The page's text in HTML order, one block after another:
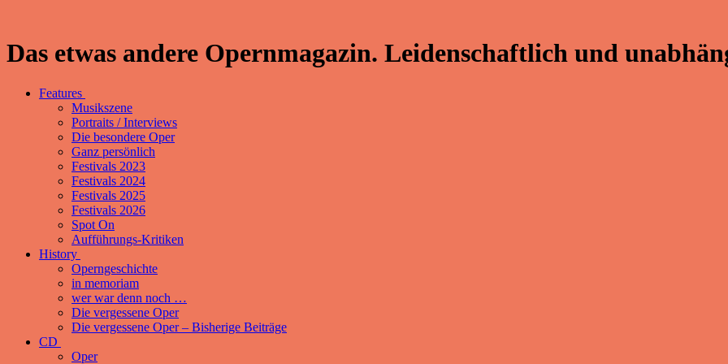
Das etwas andere Opernmagazin. Leidenschaftlich und
Features
Musikszene
Portraits / Interviews
Die besondere Oper
Ganz persönlich
Festivals 2023
Festivals 2024
Festivals 2025
Festivals 2026
Spot On
Aufführungs-Kritiken
History
Operngeschichte
in memoriam
wer war denn noch …
Die vergessene Oper
Die vergessene Oper – Bisherige Beiträge
CD
Oper